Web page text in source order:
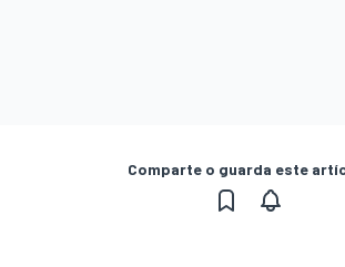
Comparte o guarda este